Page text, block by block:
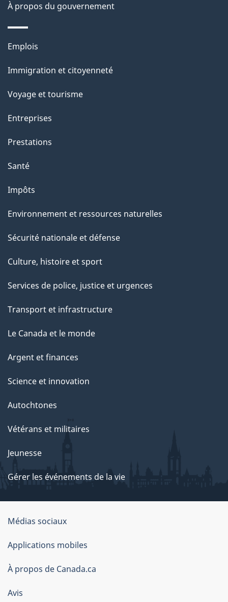
n
s
u
r
c
t
t
a
e
À propos du gouvernement
Thèmes
sujets
Emplois
Immigration et citoyenneté
Voyage et tourisme
Entreprises
Prestations
Santé
Impôts
Environnement et ressources naturelles
Sécurité nationale et défense
Culture, histoire et sport
Services de police, justice et urgences
Transport et infrastructure
Le Canada et le monde
Argent et finances
Science et innovation
Autochtones
Vétérans et militaires
Jeunesse
Gérer les événements de la vie
Organisation
du
gouvernement
du
Canada
Médias sociaux
Applications mobiles
À propos de Canada.ca
Avis